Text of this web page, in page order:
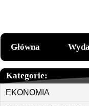
Główna
Kategorie:
EKONOMIA